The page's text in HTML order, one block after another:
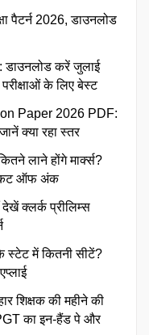
पैटर्न 2026, डाउनलोड
करें जुलाई
के लिए बेस्ट
Paper 2026 PDF:
क्या रहा स्तर
लाने होंगे मार्क्स?
कट ऑफ अंक
क्लर्क प्रीलिम्स
में कितनी सीटें?
शिक्षक की महीने की
का इन-हैंड पे और